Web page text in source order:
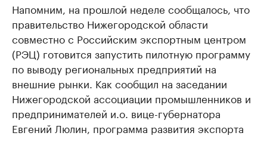
Напомним, на прошлой неделе сообщалось, что
правительство Нижегородской области
совместно с Российским экспортным центром
(РЭЦ) готовится запустить пилотную программу
по выводу региональных предприятий на
внешние рынки. Как сообщил на заседании
Нижегородской ассоциации промышленников и
предпринимателей и.о. вице-губернатора
Евгений Люлин, программа развития экспорта